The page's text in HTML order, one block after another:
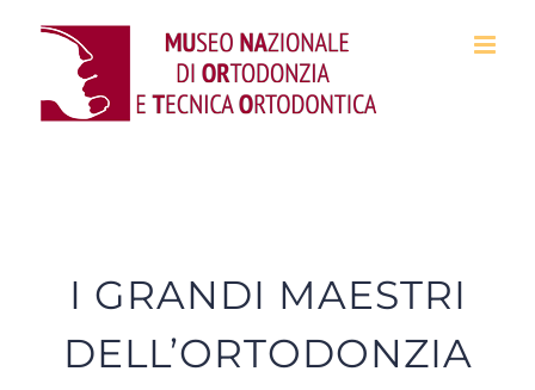
contenuto
I GRANDI MAESTRI
DELL’ORTODONZIA